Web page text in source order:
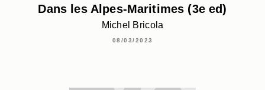
Dans les Alpes-Maritimes (3e ed)
Michel Bricola
08/03/2023